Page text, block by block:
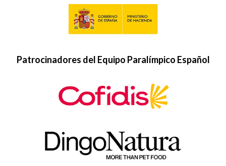
Patrocinadores del Equipo Paralímpico Español